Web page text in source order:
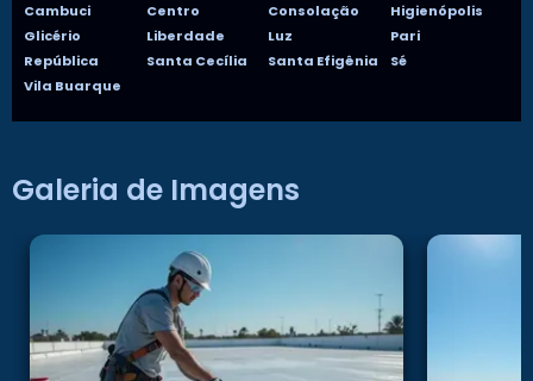
Cambuci
Centro Consolação
Higienópolis
Glicério
Liberdade Luz
Pari
República
Santa Cecília Santa Efigênia
Sé
Vila Buarque
Galeria de Imagens